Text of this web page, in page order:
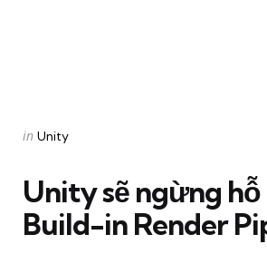
Categories
Posted
in Unity
Unity sẽ ngừng
Build-in Render